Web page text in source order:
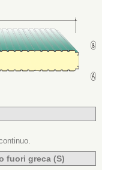
fuori greca (S)